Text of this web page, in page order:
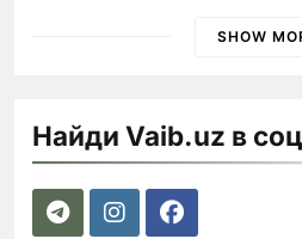
SHOW
Найди Vaib.uz в